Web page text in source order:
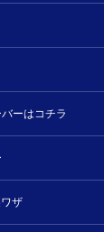
ーはコチラ
ザ